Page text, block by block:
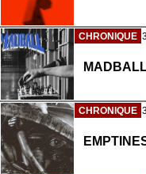
CHRONIQUE
CHRONIQUE